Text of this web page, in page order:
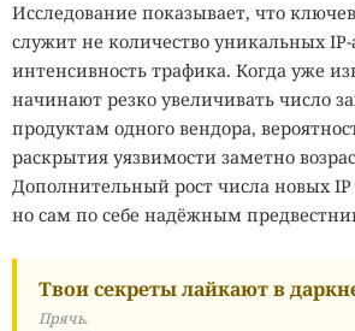
Исследование показывает, что
служит не количество уникальных IP-
интенсивность трафика. Когда уже
начинают резко увеличивать число
продуктам одного вендора,
раскрытия уязвимости заметно
Дополнительный рост числа новых IP
но сам по себе надёжным
Твои секреты лайкают в
Прячь.